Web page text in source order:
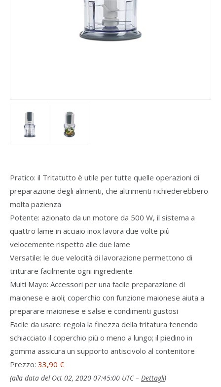
Pratico: il Tritatutto è utile per tutte quelle operazioni di
preparazione degli alimenti, che altrimenti richiederebbero
molta pazienza
Potente: azionato da un motore da 500 W, il sistema a
quattro lame in acciaio inox lavora due volte più
velocemente rispetto alle due lame
Versatile: le due velocità di lavorazione permettono di
triturare facilmente ogni ingrediente
Multi Mayo: Accessori per una facile preparazione di
maionese e aioli; coperchio con funzione maionese aiuta a
preparare maionese e salse e condimenti gustosi
Facile da usare: regola la finezza della tritatura tenendo
schiacciato il coperchio più o meno a lungo; il piedino in
gomma assicura un supporto antiscivolo al contenitore
Prezzo: 33,90 €
(alla data del Oct 02, 2020 07:45:00 UTC – Dettagli)